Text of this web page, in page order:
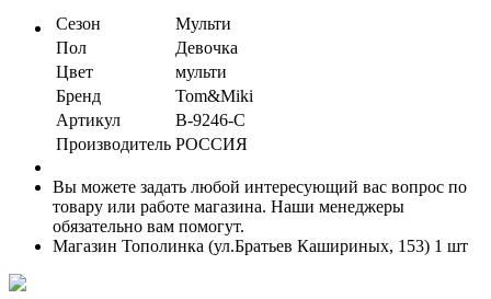
Сезон
Мульти
Пол
Девочка
Цвет
мульти
Бренд
Tom&Miki
Артикул
B-9246-C
Производитель РОССИЯ
Вы можете задать любой интересующий вас вопрос по
товару или работе магазина. Наши менеджеры
обязательно вам помогут.
Магазин Тополинка (ул.Братьев Кашириных, 153) 1 шт